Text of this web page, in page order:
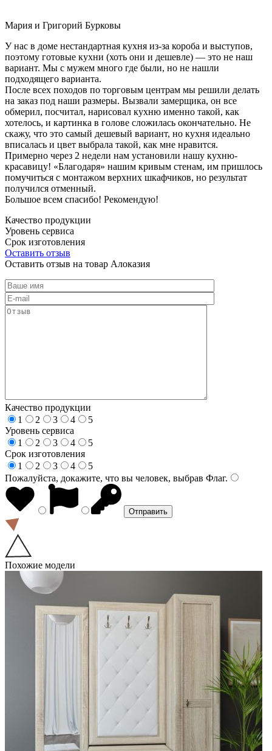
Мария и Григорий Бурковы
У нас в доме нестандартная кухня из-за короба и выступов,
поэтому готовые кухни (хоть они и дешевле) — это не наш
вариант. Мы с мужем много где были, но не нашли
подходящего варианта.
После всех походов по торговым центрам мы решили делать
на заказ под наши размеры. Вызвали замерщика, он все
обмерил, посчитал, нарисовал кухню именно такой, как
хотелось, и картинка в голове сложилась окончательно. Не
скажу, что это самый дешевый вариант, но кухня идеально
вписалась и цвет выбрала такой, как мне нравится.
Примерно через 2 недели нам установили нашу кухню-
красавицу! «Благодаря» нашим кривым стенам, им пришлось
помучиться с монтажом верхних шкафчиков, но результат
получился отменный.
Большое всем спасибо! Рекомендую!
Качество продукции
Уровень сервиса
Срок изготовления
Оставить отзыв
Оставить отзыв на товар Алоказия
Качество продукции
1
2 3 4
5
Уровень сервиса
1
2 3 4
5
Срок изготовления
1
2 3 4
5
Пожалуйста, докажите, что вы человек, выбрав Флаг.
Похожие модели